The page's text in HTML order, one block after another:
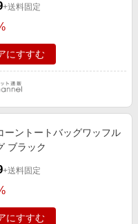
+送料固定
にすすむ
ーントートバッグワッフル
ブラック
+送料固定
にすすむ